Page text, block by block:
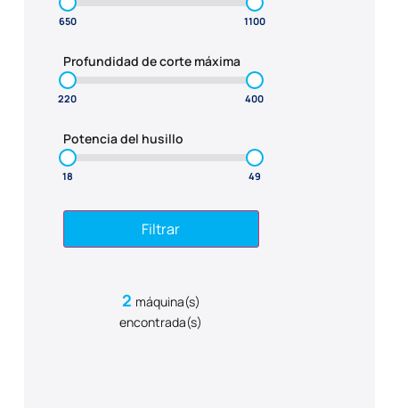
Profundidad de corte máxima
Potencia del husillo
Filtrar
2 máquina(s)
encontrada(s)